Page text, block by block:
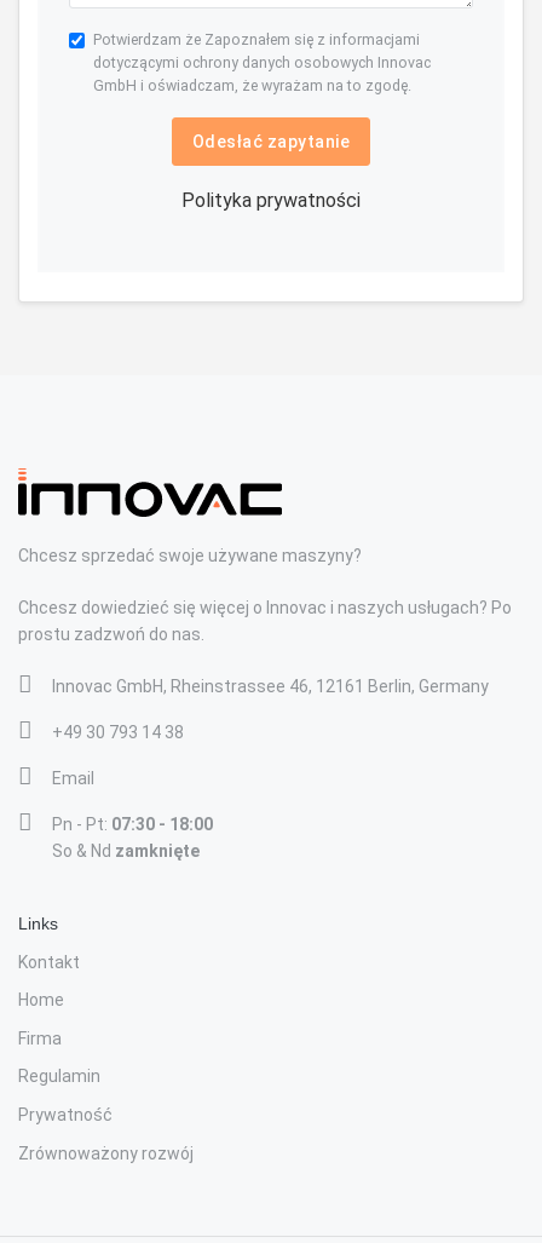
Potwierdzam że Zapoznałem się z informacjami
dotyczącymi ochrony danych osobowych Innovac
GmbH i oświadczam, że wyrażam na to zgodę.
Odesłać zapytanie
Polityka prywatności
Chcesz sprzedać swoje używane maszyny?
Chcesz dowiedzieć się więcej o Innovac i naszych usługach? Po
prostu zadzwoń do nas.
Innovac GmbH, Rheinstrassee 46, 12161 Berlin, Germany
+49 30 793 14 38
Email
Pn - Pt: 07:30 - 18:00
So & Nd zamknięte
Links
Kontakt
Home
Firma
Regulamin
Prywatność
Zrównoważony rozwój